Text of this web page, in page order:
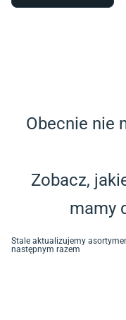
Obecnie nie
Zobacz,
mamy
Stale aktualizujemy
następnym razem